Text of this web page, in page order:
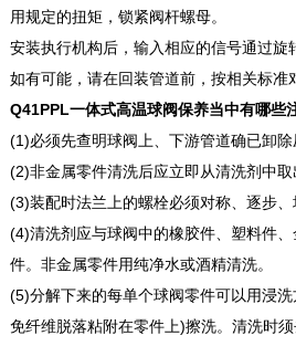
用规定的扭矩，锁紧阀杆螺母。
安装执行机构后，输入相应的信号通过旋
如有可能，请在回装管道前，按相关标准
Q41PPL一体式高温球阀保养当中有哪些
(1)必须先查明球阀上、下游管道确已卸除
(2)非金属零件清洗后应立即从清洗剂中取
(3)装配时法兰上的螺栓必须对称、逐步、
(4)清洗剂应与球阀中的橡胶件、塑料件
件。非金属零件用纯净水或酒精清洗。
(5)分解下来的每单个球阀零件可以用浸
免纤维脱落粘附在零件上)擦洗。清洗时